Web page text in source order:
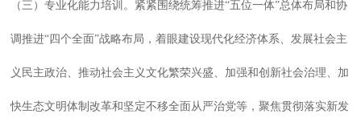
（三）专业化能力培训。紧紧围绕统筹推进“五位一体”总体布局和协
调推进“四个全面”战略布局，着眼建设现代化经济体系、发展社会主
义民主政治、推动社会主义文化繁荣兴盛、加强和创新社会治理、加
快生态文明体制改革和坚定不移全面从严治党等，聚焦贯彻落实新发